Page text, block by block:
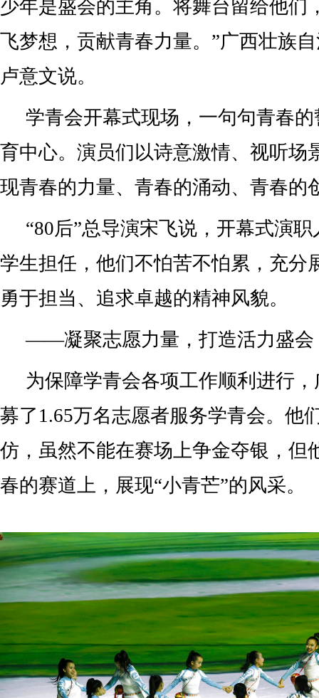
少年是盛会的主角。将舞台留给他们
飞梦想，贡献青春力量。”广西壮族
卢意文说。
学青会开幕式现场，一句句青春
育中心。演员们以诗意激情、视听场
现青春的力量、青春的涌动、青春的
“80后”总导演宋飞说，开幕式演
学生担任，他们不怕苦不怕累，充分
勇于担当、追求卓越的精神风貌。
——凝聚志愿力量，打造活力盛会
为保障学青会各项工作顺利进行
募了1.65万名志愿者服务学青会。他
仿，虽然不能在赛场上争金夺银，但
春的赛道上，展现“小青芒”的风采。